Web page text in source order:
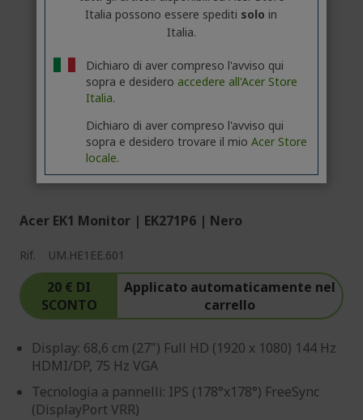
Acer EK1 Monitor | EK271P6 | Nero
Rif. UM.HE1EE.601
20 € DI
SCONTO
Applicato automaticamente nel
carrello
Display: 68,6 cm (27") Full HD (1920 x 1080) 144 Hz
HDMI/DP, 75 Hz VGA
Tecnologia a pannelli: IPS (178°x178°) FreeSync
(DisplayPort VRR)
Italia possono essere spediti solo in
Italia.
Dichiaro di aver compreso l'avviso qui
sopra e desidero accedere all'Acer Store
Italia.
Dichiaro di aver compreso l'avviso qui
sopra e desidero trovare il mio Acer Store
locale.